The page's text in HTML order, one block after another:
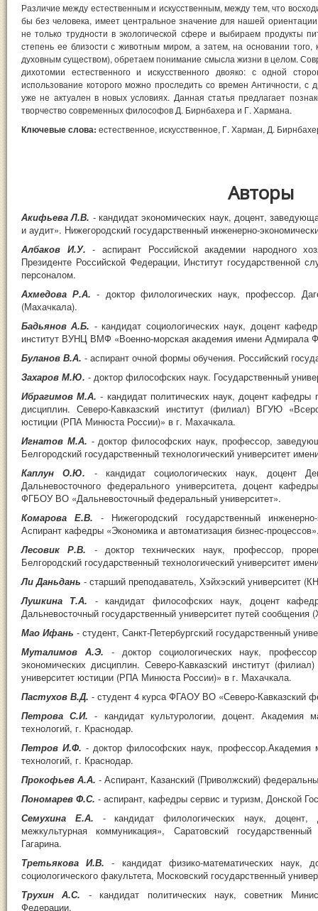
Различие между естественным и искусственным, между тем, что
бы без человека, имеет центральное значение для нашей
не только трудности в экологической сфере и выбираем продукты
степень ее близости с животным миром, а затем, на основании
духовным существом), обретаем понимание смысла жизни в целом.
дихотомии естественного и искусственного двояко: с одной
использование которого можно проследить со времен Античности, с
уже не актуален в новых условиях. Данная статья предлагает
творчество современных философов Д. Бирнбахера и Г. Хармана.
Ключевые слова: естественное, искусственное, Г. Харман, Д.
Авторы
Акифьева Л.В. - кандидат экономических наук, доцент,
и аудит». Нижегородский государственный инженерно-
Албаков И.У.- аспирант Российской академии народного
Президенте Российской Федерации, Институт государственной
персоналом.
Ахмедова Р.А.- доктор филологических наук, профессор.
(Махачкала).
Бадьянов А.Б. - кандидат социологических наук, доцент
институт ВУНЦ ВМФ «Военно-морская академия имени Адмирала
Буланов В.А. - аспирант очной формы обучения. Российский
Захаров М.Ю. - доктор философских наук. Государственный
Ибрагимов М.А.- кандидат политических наук, доцент кафедры
дисциплин. Северо-Кавказский институт (филиал) ВГУЮ
юстиции (РПА Минюста России)» в г. Махачкала.
Игнатов М.А. - доктор философских наук, профессор,
Белгородский государственный технологический университет
Каплун О.Ю. - кандидат социологических наук, доцент
Дальневосточного федерального университета, доцент
ФГБОУ ВО «Дальневосточный федеральный университет».
Комарова Е.В.- Нижегородский государственный
Аспирант кафедры «Экономика и автоматизация бизнес-
Лесовик Р.В. - доктор технических наук, профессор,
Белгородский государственный технологический университет
Ли Даньдань - старший преподаватель, Хэйхэский университет
Лушкина Т.А. - кандидат философских наук, доцент
Дальневосточный государственный университет путей сообщения
Мао Ифань - студент, Санкт-Петербургский государственный
Муталимов А.Э. - доктор социологических наук,
экономических дисциплин. Северо-Кавказский институт
университет юстиции (РПА Минюста России)» в г. Махачкала.
Пастухов В.Д. - студент 4 курса ФГАОУ ВО «Северо-Кавказский
Петрова С.И.- кандидат культурологии, доцент. Академия
технологий, г. Краснодар.
Петров И.Ф.- доктор философских наук, профессор.Академия
технологий, г. Краснодар.
Прокофьев А.А. - Аспирант, Казанский (Приволжский)
Пономарев Ф.С. - аспирант, кафедры сервис и туризм, Донской
Семухина Е.А. - кандидат филологических наук,
межкультурная коммуникация», Саратовский
Гагарина.
Третьякова И.В.- кандидат физико-математических наук,
социологического факультета, Московский государственный
Трухин А.С. - кандидат политических наук, советник
Федерации.